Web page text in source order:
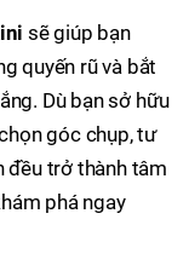
sẽ giúp bạn
quyến rũ và bắt
Dù bạn sở hữu
góc chụp, tư
đều trở thành tâm
phá ngay